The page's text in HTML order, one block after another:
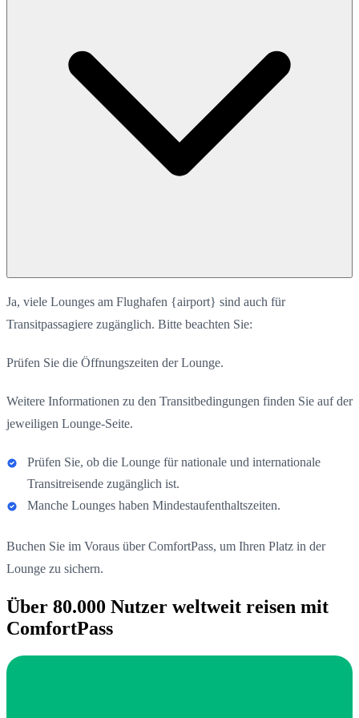
Ja, viele Lounges am Flughafen {airport} sind auch für
Transitpassagiere zugänglich. Bitte beachten Sie:
Prüfen Sie die Öffnungszeiten der Lounge.
Weitere Informationen zu den Transitbedingungen finden Sie auf der
jeweiligen Lounge-Seite.
Prüfen Sie, ob die Lounge für nationale und internationale
Transitreisende zugänglich ist.
Manche Lounges haben Mindestaufenthaltszeiten.
Buchen Sie im Voraus über ComfortPass, um Ihren Platz in der
Lounge zu sichern.
Über 80.000 Nutzer weltweit reisen mit
ComfortPass